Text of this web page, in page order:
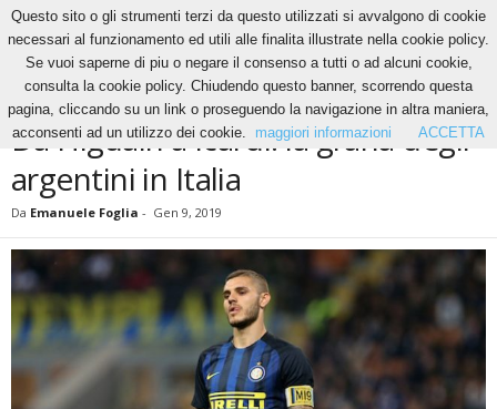
Calcio Da Higuain a Icardi: la grana degli argentini in Italia
CALCIO
Da Higuain a Icardi: la grana degli
argentini in Italia
Da Emanuele Foglia - Gen 9, 2019
Questo sito o gli strumenti terzi da questo utilizzati si avvalgono di cookie
necessari al funzionamento ed utili alle finalita illustrate nella cookie policy.
Se vuoi saperne di piu o negare il consenso a tutti o ad alcuni cookie,
consulta la cookie policy. Chiudendo questo banner, scorrendo questa
pagina, cliccando su un link o proseguendo la navigazione in altra maniera,
acconsenti ad un utilizzo dei cookie.
maggiori informazioni ACCETTA